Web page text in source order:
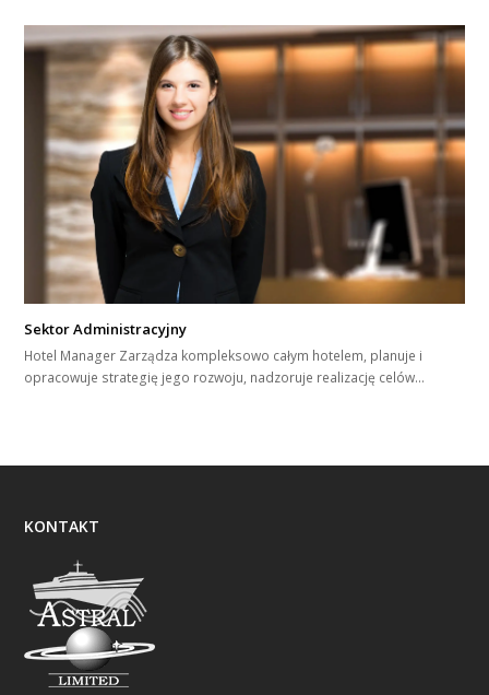
Sektor Administracyjny
Hotel Manager Zarządza kompleksowo całym hotelem, planuje i
opracowuje strategię jego rozwoju, nadzoruje realizację celów…
KONTAKT